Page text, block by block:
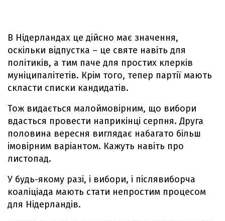
В Нідерландах це дійсно має значення,
оскільки відпустка – це святе навіть для
політиків, а тим паче для простих клерків
муніципалітетів. Крім того, тепер партії мають
скласти списки кандидатів.
Тож видається малоймовірним, що вибори
вдасться провести наприкінці серпня. Друга
половина вересня виглядає набагато більш
імовірним варіантом. Кажуть навіть про
листопад.
У будь-якому разі, і вибори, і післявиборча
коаліціада мають стати непростим процесом
для Нідерландів.